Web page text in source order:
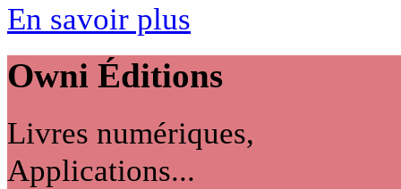
En savoir plus
Owni Éditions
Livres numériques,
Applications...